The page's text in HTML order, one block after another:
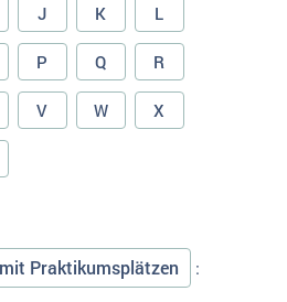
J K L
P Q R
V W X
Praktikumsplätzen :